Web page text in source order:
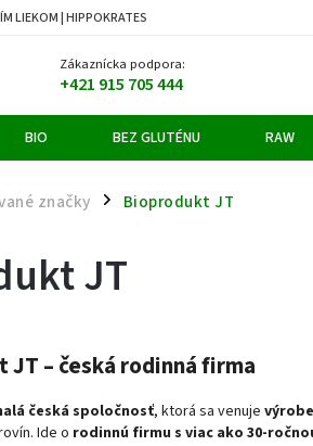
LIEKOM | HIPPOKRATES
Zákaznícka podpora:
+421 915 705 444
BIO BEZ GLUTÉNU RAW
značky / Bioprodukt JT
JT
JT – česká rodinná firma
česká spoločnosť, ktorá sa venuje
Ide o rodinnú firmu s viac ako 30-